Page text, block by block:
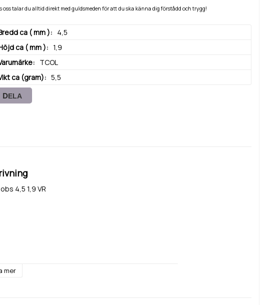
oss talar du alltid direkt med guldsmeden för att du ska känna dig förstådd och trygg!
ca ( mm )
4,5
ca ( mm )
1,9
TCOL
ca (gram)
5,5
DELA
4,5 1,9 VR
mer